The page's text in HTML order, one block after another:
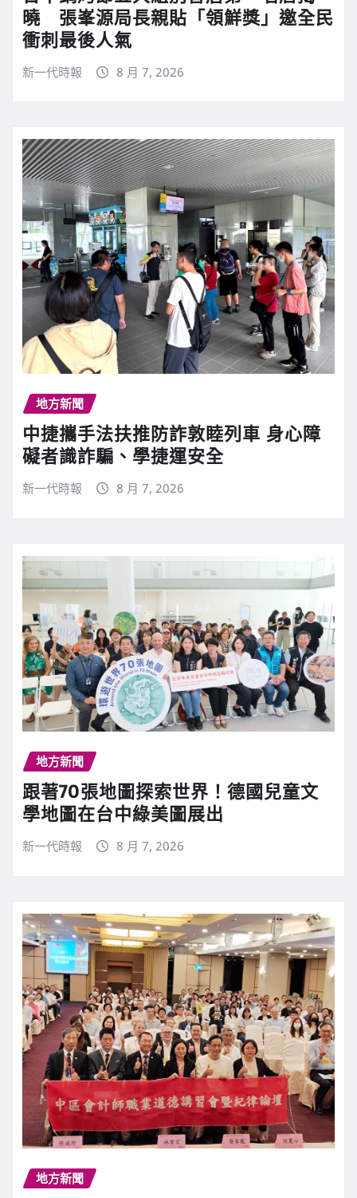
曉 張峯源局長親貼「領鮮獎」邀全民
衝刺最後人氣
新一代時報 8 月 7, 2026
地方新聞
中捷攜手法扶推防詐敦睦列車 身心障
礙者識詐騙、學捷運安全
新一代時報 8 月 7, 2026
地方新聞
跟著70張地圖探索世界！德國兒童文
學地圖在台中綠美圖展出
新一代時報 8 月 7, 2026
地方新聞